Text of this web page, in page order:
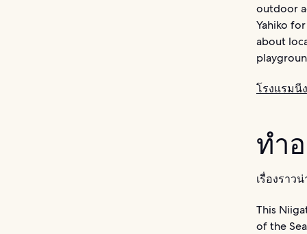
outdoor
Yahiko
about
โรงแรมนี
ทำ
เรื่องราว
This
of the